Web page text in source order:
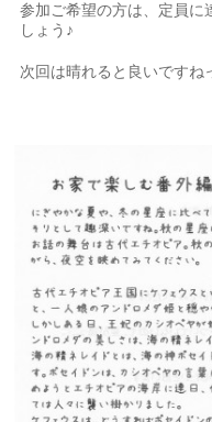
参加ご希望の方は、定員に
しょう♪
次回は晴れると良いです